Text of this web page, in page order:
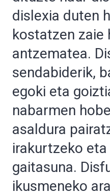
dislexia duten
kostatzen zaie
antzematea.
sendabiderik,
egoki eta
nabarmen
asaldura
irakurtzeko
gaitasuna.
ikusmeneko